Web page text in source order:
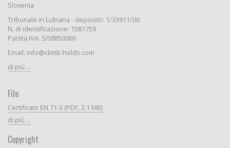
Slovenia
Tribunale in Lubiana - deposito: 1/33911/00
N. di identificazione: 1581759
Partita IVA: SI58850066
Email: info@climb-holds.com
di più ...
File
Certificato EN 71-3 (PDF, 2.1 MB)
di più ...
Copyright